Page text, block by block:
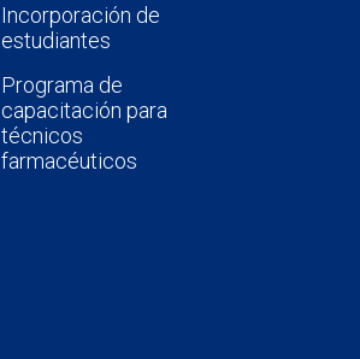
Incorporación de
estudiantes
Programa de
capacitación para
técnicos
farmacéuticos